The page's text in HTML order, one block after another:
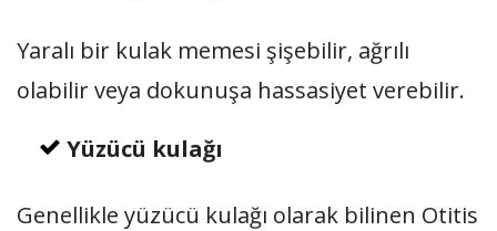
Yaralı bir kulak memesi şişebilir, ağrılı
olabilir veya dokunuşa hassasiyet verebilir.
Yüzücü kulağı
Genellikle yüzücü kulağı olarak bilinen Otitis